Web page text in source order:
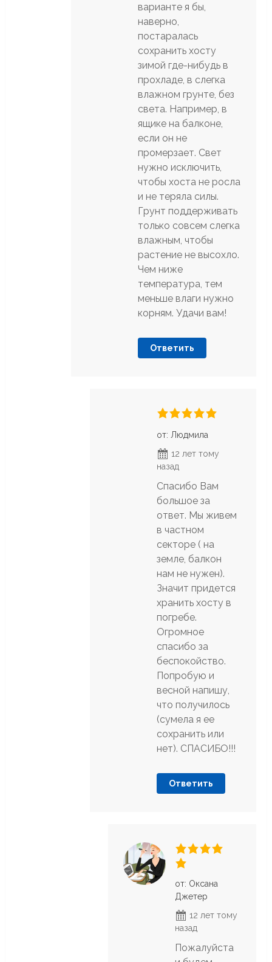
варианте я бы,
наверно,
постаралась
сохранить хосту
зимой где-нибудь в
прохладе, в слегка
влажном грунте, без
света. Например, в
ящике на балконе,
если он не
промерзает. Свет
нужно исключить,
чтобы хоста не росла
и не теряла силы.
Грунт поддерживать
только совсем слегка
влажным, чтобы
растение не высохло.
Чем ниже
температура, тем
меньше влаги нужно
корням. Удачи вам!
Ответить
от: Людмила
12 лет тому
назад
Спасибо Вам
большое за
ответ. Мы живем
в частном
секторе ( на
земле, балкон
нам не нужен).
Значит придется
хранить хосту в
погребе.
Огромное
спасибо за
беспокойство.
Попробую и
весной напишу,
что получилось
(сумела я ее
сохранить или
нет). СПАСИБО!!!
Ответить
от: Оксана
Джетер
12 лет тому
назад
Пожалуйста